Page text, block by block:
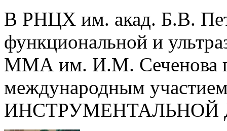
В РНЦХ им. акад. Б.В.
функциональной и
ММА им. И.М. Сеченова
международным
ИНСТРУМЕНТАЛЬНОЙ